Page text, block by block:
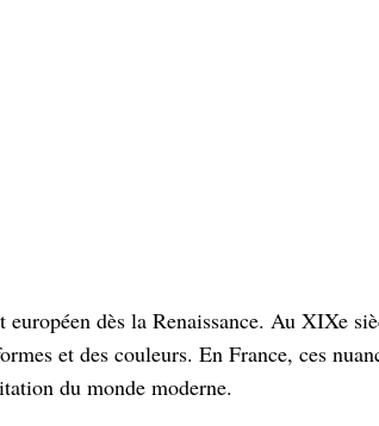
dès la Renaissance. Au XIXe
et des couleurs. En France, ces
du monde moderne.